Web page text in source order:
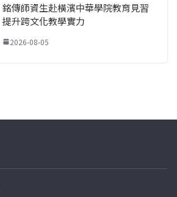
銘傳師資生赴橫濱中華學院教育見習
提升跨文化教學實力
2026-08-05